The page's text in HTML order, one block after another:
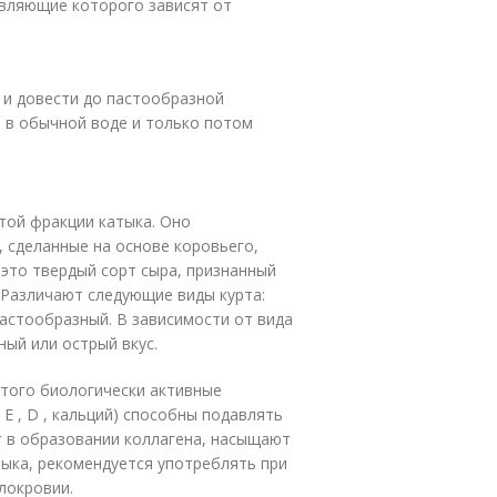
которого зависят от
довести до пастообразной
в обычной воде и только потом
фракции катыка. Оно
на основе коровьего,
твердый сорт сыра, признанный
следующие виды курта:
В зависимости от вида
или острый вкус.
биологически активные
, D , кальций) способны подавлять
образовании коллагена, насыщают
рекомендуется употреблять при